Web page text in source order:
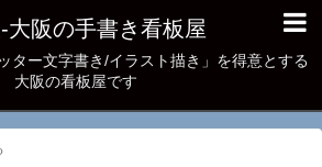
大阪の手書き看板屋
ター文字書き/イラスト描き」を得意とする
大阪の看板屋です